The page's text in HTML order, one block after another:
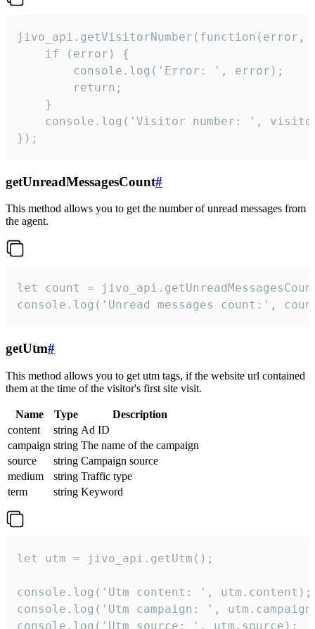
jivo_api.getVisitorNumber(function(error,
    if (error) {
        console.log('Error: ', error);
        return;
    }
console.log('Visitor number: ',
});
getUnreadMessagesCount#
This method allows you to get the number of unread messages from
the agent.
let count =
console.log('Unread messages count:',
getUtm#
This method allows you to get utm tags, if the website url contained
them at the time of the visitor's first site visit.
Name Type
Description
content
string Ad ID
campaign string The name of the campaign
source
string Campaign source
medium
string Traffic type
term
string Keyword
let utm = jivo_api.getUtm();
console.log('Utm content: ', utm.content);
console.log('Utm campaign: ',
console.log('Utm source: ', utm.source);